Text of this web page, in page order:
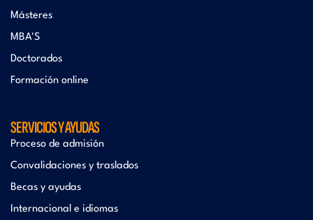
Másteres
MBA'S
Doctorados
Formación online
SERVICIOS Y AYUDAS
Proceso de admisión
Convalidaciones y traslados
Becas y ayudas
Internacional e idiomas